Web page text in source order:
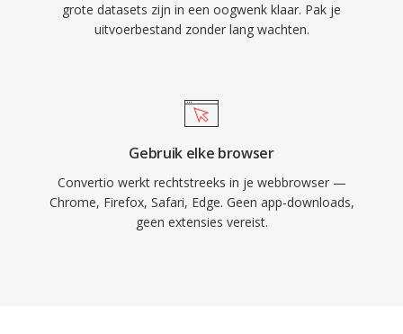
grote datasets zijn in een oogwenk klaar. Pak je
uitvoerbestand zonder lang wachten.
Gebruik elke browser
Convertio werkt rechtstreeks in je webbrowser —
Chrome, Firefox, Safari, Edge. Geen app-downloads,
geen extensies vereist.